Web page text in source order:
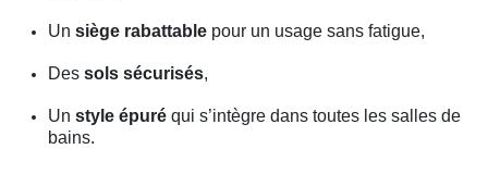
Un siège rabattable pour un usage sans fatigue,
Des sols sécurisés,
Un style épuré qui s’intègre dans toutes les salles de
bains.